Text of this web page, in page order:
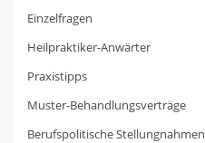
Einzelfragen
Heilpraktiker-Anwärter
Praxistipps
Muster-Behandlungsverträge
Berufspolitische Stellungnahmen